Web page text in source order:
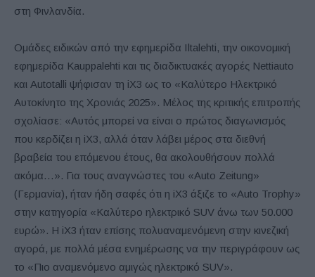
στη Φινλανδία.
Ομάδες ειδικών από την εφημερίδα Iltalehti, την οικονομική
εφημερίδα Kauppalehti και τις διαδικτυακές αγορές Nettiauto
και Autotalli ψήφισαν τη iX3 ως το «Καλύτερο Ηλεκτρικό
Αυτοκίνητο της Χρονιάς 2025». Μέλος της κριτικής επιτροπής
σχολίασε: «Αυτός μπορεί να είναι ο πρώτος διαγωνισμός
που κερδίζει η iX3, αλλά όταν λάβει μέρος στα διεθνή
βραβεία του επόμενου έτους, θα ακολουθήσουν πολλά
ακόμα…». Για τους αναγνώστες του «Auto Zeitung»
(Γερμανία), ήταν ήδη σαφές ότι η iX3 άξιζε το «Auto Trophy»
στην κατηγορία «Καλύτερο ηλεκτρικό SUV άνω των 50.000
ευρώ». Η iX3 ήταν επίσης πολυαναμενόμενη στην κινεζική
αγορά, με πολλά μέσα ενημέρωσης να την περιγράφουν ως
το «Πιο αναμενόμενο αμιγώς ηλεκτρικό SUV».